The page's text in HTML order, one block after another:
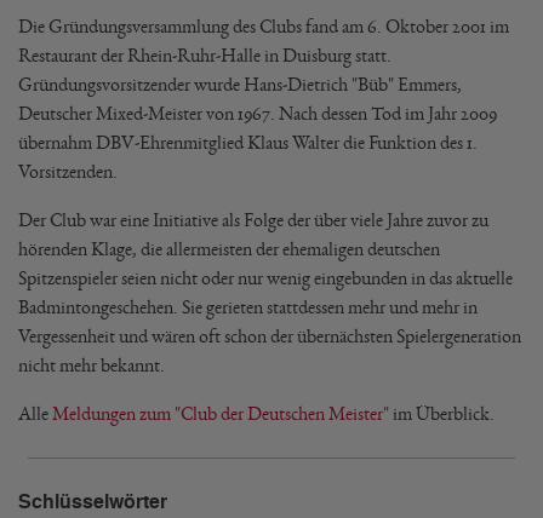
Die Gründungsversammlung des Clubs fand am 6. Oktober 2001 im
Restaurant der Rhein-Ruhr-Halle in Duisburg statt.
Gründungsvorsitzender wurde Hans-Dietrich "Büb" Emmers,
Deutscher Mixed-Meister von 1967. Nach dessen Tod im Jahr 2009
übernahm DBV-Ehrenmitglied Klaus Walter die Funktion des 1.
Vorsitzenden.
Der Club war eine Initiative als Folge der über viele Jahre zuvor zu
hörenden Klage, die allermeisten der ehemaligen deutschen
Spitzenspieler seien nicht oder nur wenig eingebunden in das aktuelle
Badmintongeschehen. Sie gerieten stattdessen mehr und mehr in
Vergessenheit und wären oft schon der übernächsten Spielergeneration
nicht mehr bekannt.
AlleMeldungen zum "Club der Deutschen Meister" im Überblick.
Schlüsselwörter